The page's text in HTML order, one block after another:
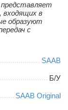
входящих в
образуют
с
SAAB
Б/У
SAAB Original